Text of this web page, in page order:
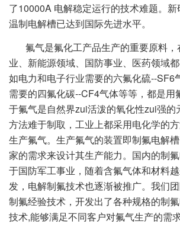
了10000A 电解稳定运行的技术难题。
温制电解槽已达到国际先进水平。
氟气是氟化工产品生产的重要原料，
业、新能源领域、国防事业、医药领域
如电力和电子行业需要的六氟化硫--SF6
需要的四氟化碳--CF4气体等等，都是用
于氟气是自然界zui活泼的氧化性zui强的
方法难于制取，工业上都采用电化学的
生产氟气。生产氟气的装置即制氟电解
家的需求来设计其生产能力。国内的制
于国防军工事业，随着含氟气体和材料
发，电解制氟技术也逐渐被推广。我们
制氟经验技术，开发出了各种规格的制
技术,能够满足不同客户对氟气生产的需求